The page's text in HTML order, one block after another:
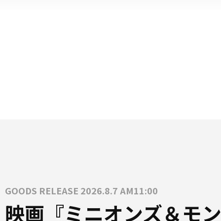
GOODS RELEASE 2026.8.7 AM11:00
映画『ミニオンズ＆モン